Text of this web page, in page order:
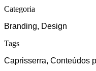
Categoria
Branding, Design
Tags
Caprisserra, Conteúdos